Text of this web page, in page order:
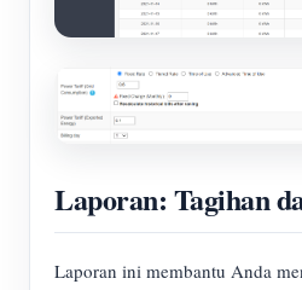
Laporan: Tagihan
Laporan ini membantu Anda